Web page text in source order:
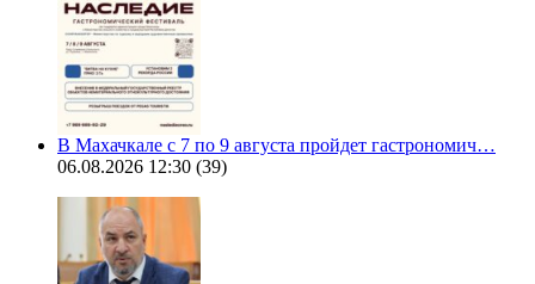
В Махачкале с 7 по 9 августа пройдет гастрономич…
06.08.2026 12:30 (39)